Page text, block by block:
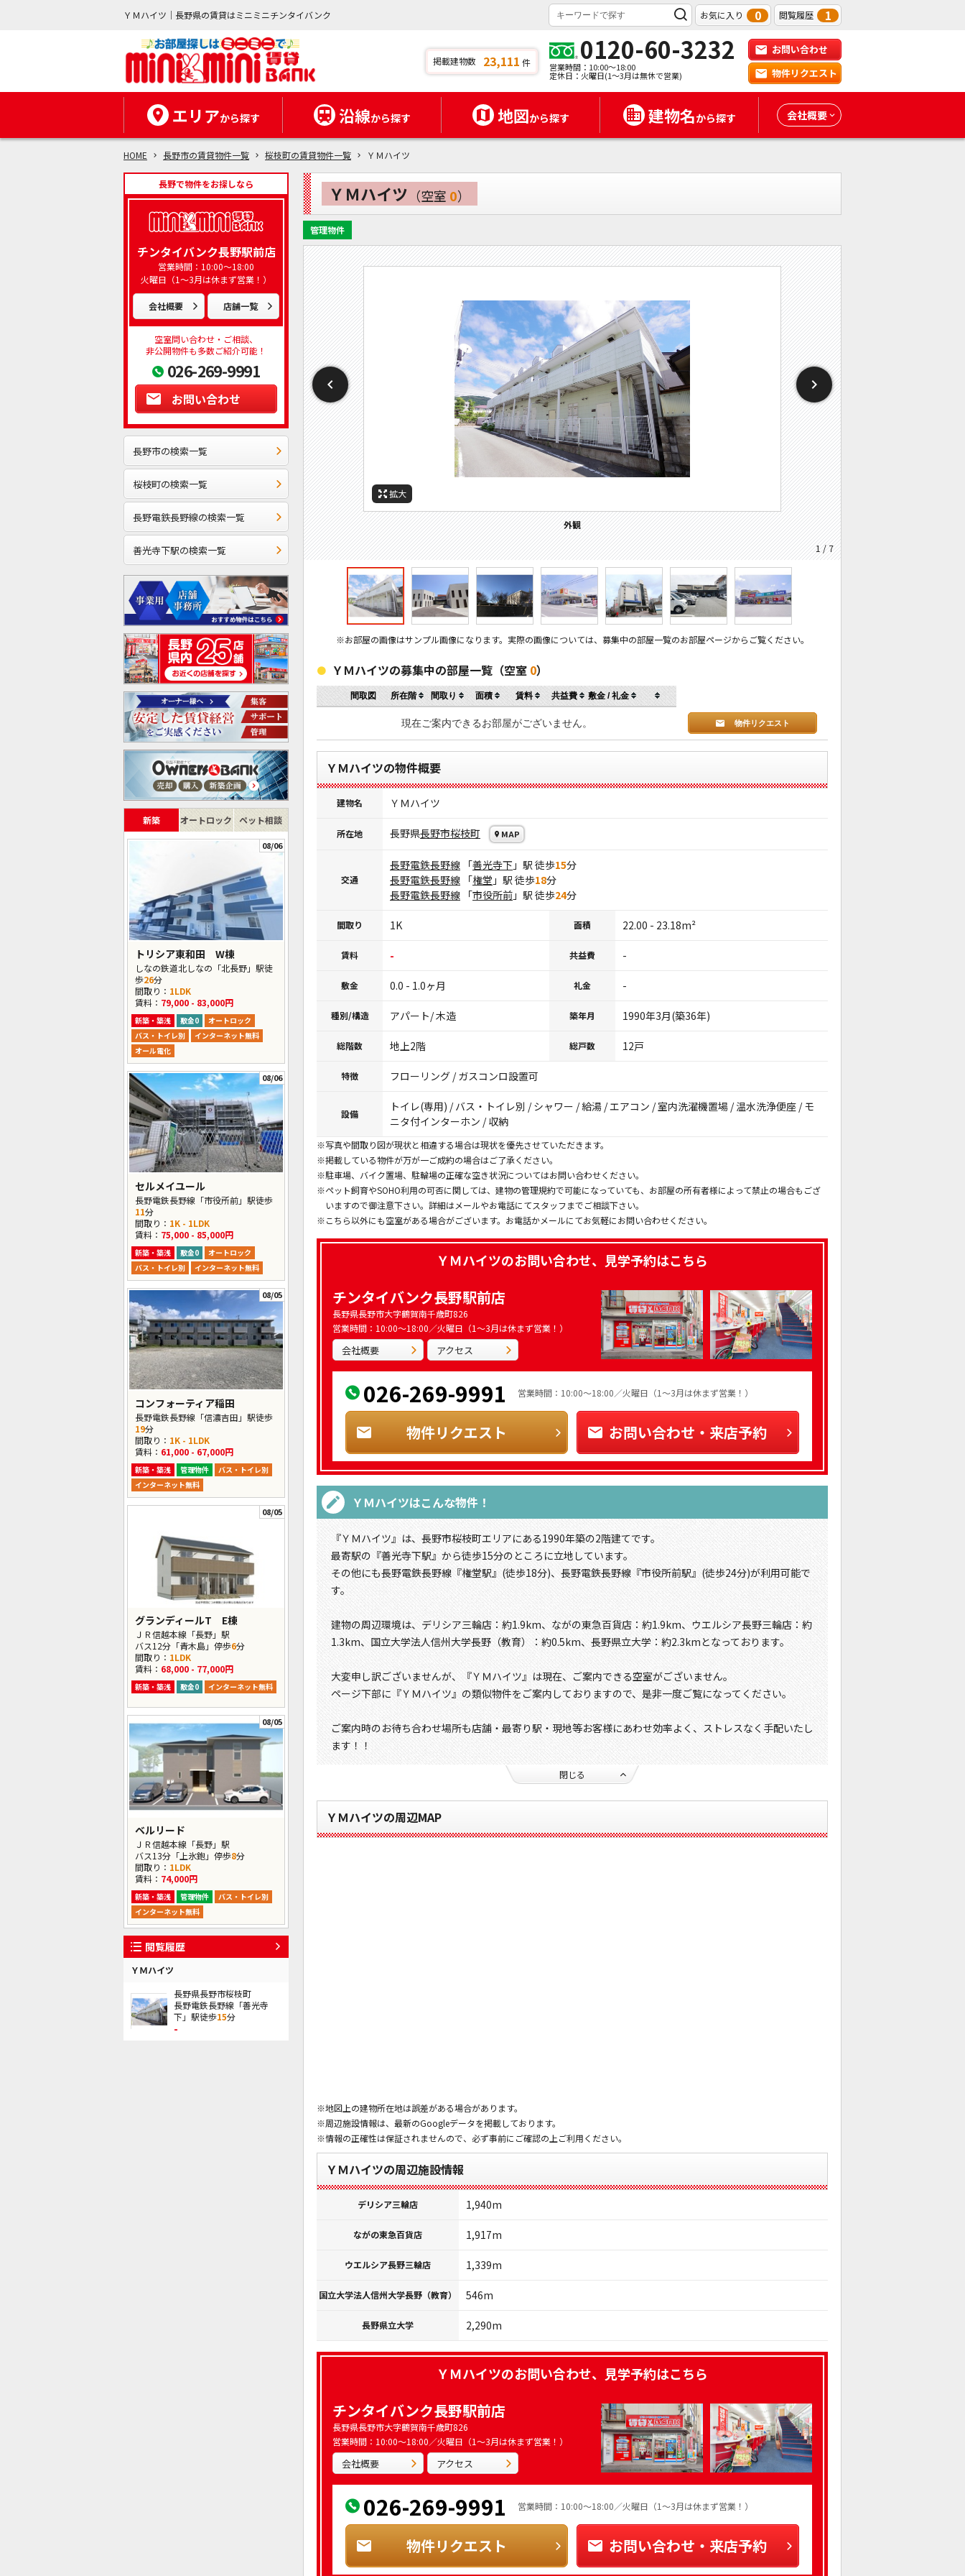
ＹＭハイツ｜長野県の賃貸はミニミニチンタイバンク お気に入り 0 閲覧履歴 1
掲載建物数 23,111 件 0120-60-3232
営業時間：10:00～18:00
定休日：火曜日(1～3月は無休で営業)
お問い合わせ
物件リクエスト
エリアから探す 沿線から探す 地図から探す 建物名から探す 会社概要
HOME 長野市の賃貸物件一覧 桜枝町の賃貸物件一覧 ＹＭハイツ
長野で物件をお探しなら
チンタイバンク長野駅前店
営業時間：10:00～18:00
火曜日（1～3月は休まず営業！）
会社概要 店舗一覧
空室問い合わせ・ご相談、
非公開物件も多数ご紹介可能！
026-269-9991
お問い合わせ
長野市の検索一覧
桜枝町の検索一覧
長野電鉄長野線の検索一覧
善光寺下駅の検索一覧
新築 オートロック ペット相談
08/06
トリシア東和田 W棟
しなの鉄道北しなの「北長野」駅徒
歩26分
間取り： 1LDK
賃料： 79,000 - 83,000円
新築・築浅 敷金0
オートロック
バス・トイレ別
インターネット無料
オール電化
08/06
セルメイユール
長野電鉄長野線「市役所前」駅徒歩
11分
間取り： 1K - 1LDK
賃料： 75,000 - 85,000円
新築・築浅 敷金0
オートロック
バス・トイレ別
インターネット無料
08/05
コンフォーティア稲田
長野電鉄長野線「信濃吉田」駅徒歩
19分
間取り： 1K - 1LDK
賃料： 61,000 - 67,000円
新築・築浅 管理物件
バス・トイレ別
インターネット無料
08/05
グランディールT E棟
ＪＲ信越本線「長野」駅
バス12分「青木島」停歩6分
間取り： 1LDK
賃料： 68,000 - 77,000円
新築・築浅 敷金0 インターネット無料
08/05
ベルリード
ＪＲ信越本線「長野」駅
バス13分「上氷鉋」停歩8分
間取り： 1LDK
賃料： 74,000円
新築・築浅 管理物件
バス・トイレ別
インターネット無料
閲覧履歴
ＹＭハイツ
長野県長野市桜枝町
長野電鉄長野線「善光寺
下」駅徒歩15分
-
ＹＭハイツ （空室 0）
管理物件
拡大
外観
1 / 7
拡大
周辺施設：大学
拡大
周辺施設：大学
拡大
周辺施設：ドラックストア
拡大
周辺施設：ショッピングセンター
拡大
周辺施設：スーパー
拡大
※お部屋の画像はサンプル画像になります。実際の画像については、募集中の部屋一覧のお部屋ページからご覧ください。
ＹＭハイツの募集中の部屋一覧（空室 0）
間取図 所在階 間取り 面積 賃料 共益費 敷金 / 礼金
現在ご案内できるお部屋がございません。 物件リクエスト
ＹＭハイツの物件概要
建物名 ＹＭハイツ
所在地 長野県長野市桜枝町 MAP
交通
長野電鉄長野線 「善光寺下 」駅 徒歩15分
長野電鉄長野線 「権堂 」駅 徒歩18分
長野電鉄長野線 「市役所前 」駅 徒歩24分
間取り 1K 面積 22.00 - 23.18m²
賃料 - 共益費 -
敷金 0.0 - 1.0ヶ月 礼金 -
種別/構造 アパート/ 木造 築年月 1990年3月(築36年)
総階数 地上2階 総戸数 12戸
特徴 フローリング / ガスコンロ設置可
設備
トイレ(専用) / バス・トイレ別 / シャワー / 給湯 / エアコン / 室内洗濯機置場 / 温水洗浄便座 / モ
ニタ付インターホン / 収納
※写真や間取り図が現状と相違する場合は現状を優先させていただきます。
※掲載している物件が万が一ご成約の場合はご了承ください。
※駐車場、バイク置場、駐輪場の正確な空き状況についてはお問い合わせください。
※ペット飼育やSOHO利用の可否に関しては、建物の管理規約で可能になっていても、お部屋の所有者様によって禁止の場合もござ
いますので御注意下さい。詳細はメールやお電話にてスタッフまでご相談下さい。
※こちら以外にも空室がある場合がございます。お電話かメールにてお気軽にお問い合わせください。
ＹＭハイツのお問い合わせ、見学予約はこちら
チンタイバンク長野駅前店
長野県長野市大字鶴賀南千歳町826
営業時間：10:00～18:00／火曜日（1～3月は休まず営業！）
会社概要 アクセス
026-269-9991 営業時間：10:00～18:00／火曜日（1～3月は休まず営業！）
物件リクエスト お問い合わせ・来店予約
ＹＭハイツはこんな物件！
『ＹＭハイツ』は、長野市桜枝町エリアにある1990年築の2階建てです。
最寄駅の『善光寺下駅』から徒歩15分のところに立地しています。
その他にも長野電鉄長野線『権堂駅』(徒歩18分)、長野電鉄長野線『市役所前駅』(徒歩24分)が利用可能で
す。
建物の周辺環境は、デリシア三輪店：約1.9km、ながの東急百貨店：約1.9km、ウエルシア長野三輪店：約
1.3km、国立大学法人信州大学長野（教育）：約0.5km、長野県立大学：約2.3kmとなっております。
大変申し訳ございませんが、『ＹＭハイツ』は現在、ご案内できる空室がございません。
ページ下部に『ＹＭハイツ』の類似物件をご案内しておりますので、是非一度ご覧になってください。
ご案内時のお待ち合わせ場所も店舗・最寄り駅・現地等お客様にあわせ効率よく、ストレスなく手配いたし
ます！！
閉じる
ＹＭハイツの周辺MAP
※地図上の建物所在地は誤差がある場合があります。
※周辺施設情報は、最新のGoogleデータを掲載しております。
※情報の正確性は保証されませんので、必ず事前にご確認の上ご利用ください。
ＹＭハイツの周辺施設情報
デリシア三輪店 1,940m
ながの東急百貨店 1,917m
ウエルシア長野三輪店 1,339m
国立大学法人信州大学長野（教育） 546m
長野県立大学 2,290m
ＹＭハイツのお問い合わせ、見学予約はこちら
チンタイバンク長野駅前店
長野県長野市大字鶴賀南千歳町826
営業時間：10:00～18:00／火曜日（1～3月は休まず営業！）
会社概要 アクセス
026-269-9991 営業時間：10:00～18:00／火曜日（1～3月は休まず営業！）
物件リクエスト お問い合わせ・来店予約